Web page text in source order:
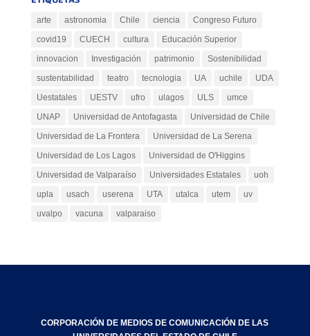
arte astronomia Chile ciencia
Congreso Futuro
covid19
CUECH cultura
Educación Superior
innovacion
Investigación patrimonio
Sostenibilidad
sustentabilidad
teatro tecnologia UA uchile
UDA
Uestatales
UESTV ufro ulagos ULS
umce
UNAP
Universidad de Antofagasta
Universidad de Chile
Universidad de La Frontera
Universidad de La Serena
Universidad de Los Lagos
Universidad de O'Higgins
Universidad de Valparaíso
Universidades Estatales
uoh
upla
usach userena UTA utalca utem
uv
uvalpo
vacuna valparaiso
CORPORACIÓN DE MEDIOS DE COMUNICACIÓN DE LAS